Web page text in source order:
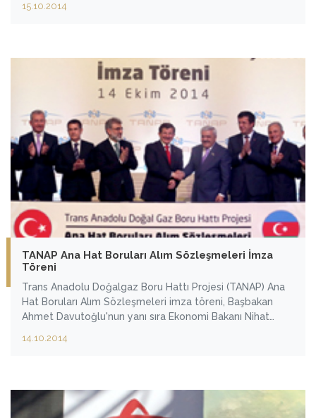
15.10.2014
TANAP Ana Hat Boruları Alım Sözleşmeleri İmza
Töreni
Trans Anadolu Doğalgaz Boru Hattı Projesi (TANAP) Ana
Hat Boruları Alım Sözleşmeleri imza töreni, Başbakan
Ahmet Davutoğlu'nun yanı sıra Ekonomi Bakanı Nihat
SOCAR Başkanı Rövnag Abdullayev ile ihaleyi kazanan
14.10.2014